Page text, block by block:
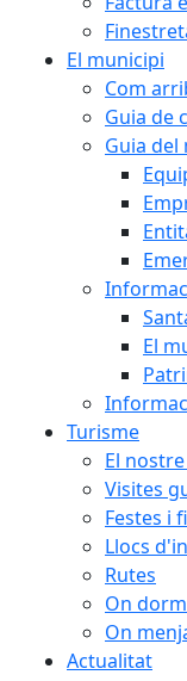
El municipi
Com
Guia de
Guia del
El
Turisme
El
Visites
Festes i
Llocs
Rutes
On
On
Actualitat